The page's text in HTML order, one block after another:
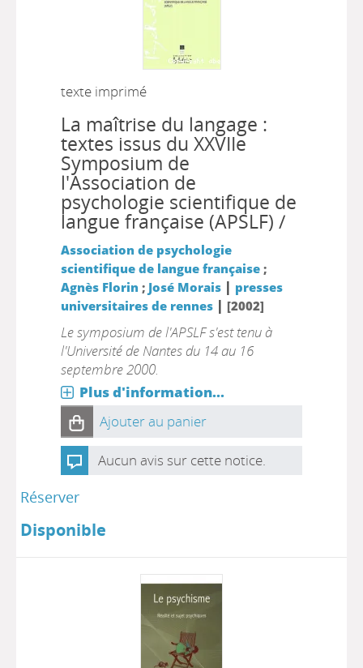
texte imprimé
La maîtrise du langage :
textes issus du XXVIIe
Symposium de
l'Association de
psychologie scientifique de
langue française (APSLF) /
Association de psychologie
scientifique de langue française;
Agnès Florin ; José Morais | presses
universitaires de rennes| [2002]
Le symposium de l'APSLF s'est tenu à
l'Université de Nantes du 14 au 16
septembre 2000.
Plus d'information...
Ajouter au panier
Aucun avis sur cette notice.
Réserver
Disponible